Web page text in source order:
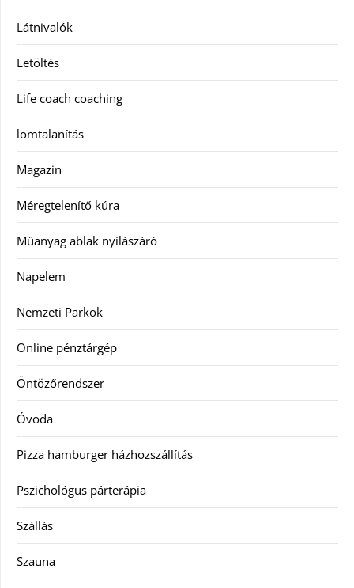
Látnivalók
Letöltés
Life coach coaching
lomtalanítás
Magazin
Méregtelenítő kúra
Műanyag ablak nyílászáró
Napelem
Nemzeti Parkok
Online pénztárgép
Öntözőrendszer
Óvoda
Pizza hamburger házhozszállítás
Pszichológus párterápia
Szállás
Szauna